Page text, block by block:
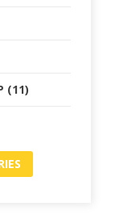
(11)